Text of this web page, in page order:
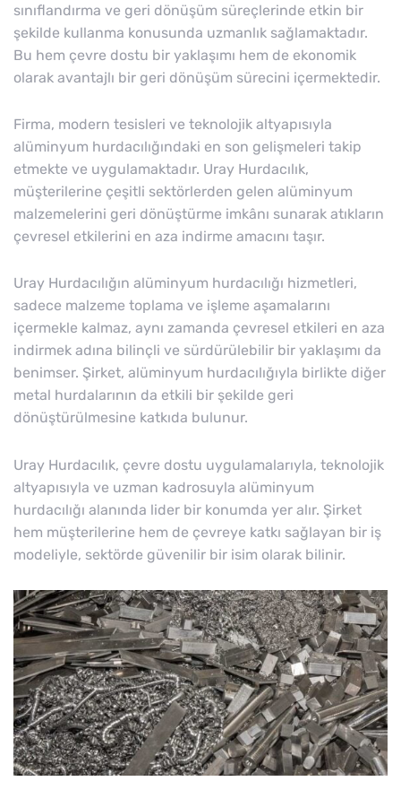
sınıflandırma ve geri dönüşüm süreçlerinde etkin bir
şekilde kullanma konusunda uzmanlık sağlamaktadır.
Bu hem çevre dostu bir yaklaşımı hem de ekonomik
olarak avantajlı bir geri dönüşüm sürecini içermektedir.
Firma, modern tesisleri ve teknolojik altyapısıyla
alüminyum hurdacılığındaki en son gelişmeleri takip
etmekte ve uygulamaktadır. Uray Hurdacılık,
müşterilerine çeşitli sektörlerden gelen alüminyum
malzemelerini geri dönüştürme imkânı sunarak atıkların
çevresel etkilerini en aza indirme amacını taşır.
Uray Hurdacılığın alüminyum hurdacılığı hizmetleri,
sadece malzeme toplama ve işleme aşamalarını
içermekle kalmaz, aynı zamanda çevresel etkileri en aza
indirmek adına bilinçli ve sürdürülebilir bir yaklaşımı da
benimser. Şirket, alüminyum hurdacılığıyla birlikte diğer
metal hurdalarının da etkili bir şekilde geri
dönüştürülmesine katkıda bulunur.
Uray Hurdacılık, çevre dostu uygulamalarıyla, teknolojik
altyapısıyla ve uzman kadrosuyla alüminyum
hurdacılığı alanında lider bir konumda yer alır. Şirket
hem müşterilerine hem de çevreye katkı sağlayan bir iş
modeliyle, sektörde güvenilir bir isim olarak bilinir.